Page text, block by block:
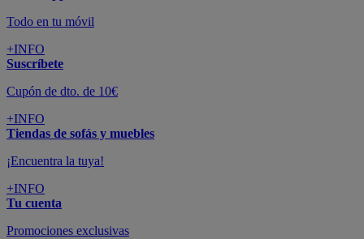
Todo en tu móvil
+INFO
Suscríbete
Cupón de dto. de 10€
+INFO
Tiendas de sofás y muebles
¡Encuentra la tuya!
+INFO
Tu cuenta
Promociones exclusivas